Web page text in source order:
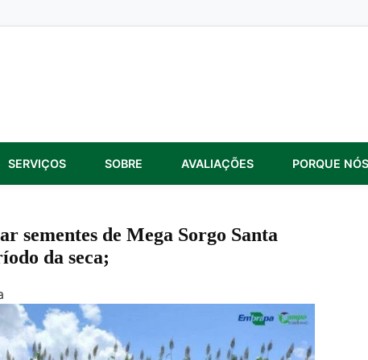
SERVIÇOS SOBRE AVALIAÇÕES PORQUE NÓS
sementes de Mega Sorgo Santa
da seca;